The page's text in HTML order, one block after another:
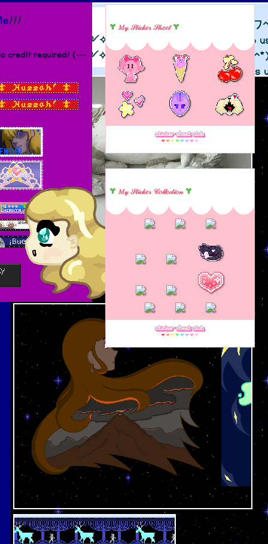
༻✧ .
. ✧༺Home!༻✧ .
This is my art. (*＾ワ
Ask me if you want to
Es mi arte. (*＾ワ
Me preguntias si quieres
!!!
credit required! {---
o((*^6^*))o
𝑀𝓎 𝒮𝓉𝒾𝒸𝓀𝑒𝓇 𝒮𝒽𝑒𝑒𝓉
𝑀𝓎 𝒮𝓉𝒾𝒸𝓀𝑒𝓇 𝒞𝑜𝓁𝓁𝑒𝒸𝓉𝒾𝑜𝓃